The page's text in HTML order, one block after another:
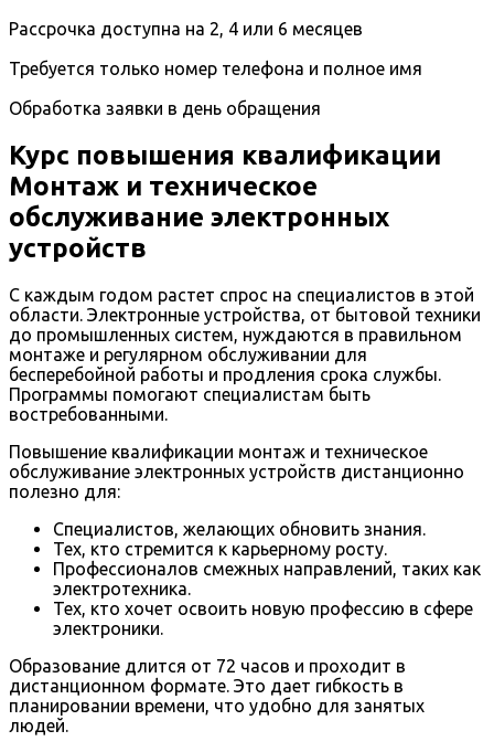
Рассрочка доступна на 2, 4 или 6 месяцев
Требуется только номер телефона и полное имя
Обработка заявки в день обращения
Курс повышения квалификации
Монтаж и техническое
обслуживание электронных
устройств
С каждым годом растет спрос на специалистов в этой
области. Электронные устройства, от бытовой техники
до промышленных систем, нуждаются в правильном
монтаже и регулярном обслуживании для
бесперебойной работы и продления срока службы.
Программы помогают специалистам быть
востребованными.
Повышение квалификации монтаж и техническое
обслуживание электронных устройств дистанционно
полезно для:
Специалистов, желающих обновить знания.
Тех, кто стремится к карьерному росту.
Профессионалов смежных направлений, таких как
электротехника.
Тех, кто хочет освоить новую профессию в сфере
электроники.
Образование длится от 72 часов и проходит в
дистанционном формате. Это дает гибкость в
планировании времени, что удобно для занятых
людей.